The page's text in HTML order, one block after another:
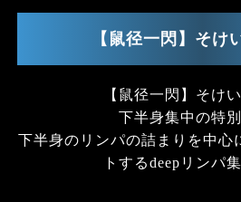
【鼠径一閃】そけ
【鼠径一閃】そけ
下半身集中の特
下半身のリンパの詰まりを中心
トするdeepリンパ